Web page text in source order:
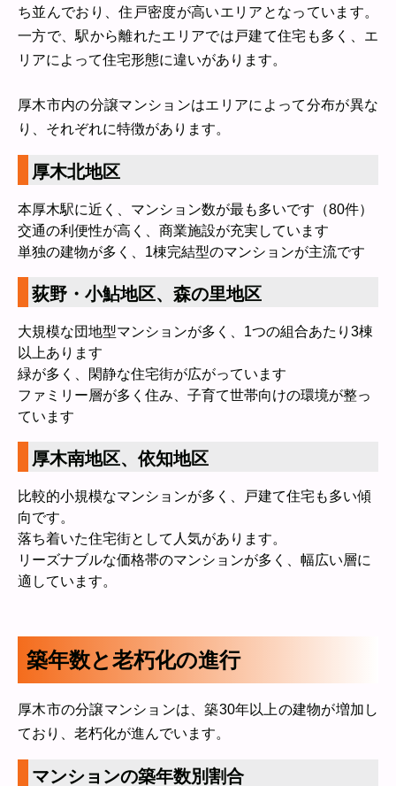
ち並んでおり、住戸密度が高いエリアとなっています。
一方で、駅から離れたエリアでは戸建て住宅も多く、エ
リアによって住宅形態に違いがあります。
厚木市内の分譲マンションはエリアによって分布が異な
り、それぞれに特徴があります。
厚木北地区
本厚木駅に近く、マンション数が最も多いです（80件）
交通の利便性が高く、商業施設が充実しています
単独の建物が多く、1棟完結型のマンションが主流です
荻野・小鮎地区、森の里地区
大規模な団地型マンションが多く、1つの組合あたり3棟
以上あります
緑が多く、閑静な住宅街が広がっています
ファミリー層が多く住み、子育て世帯向けの環境が整っ
ています
厚木南地区、依知地区
比較的小規模なマンションが多く、戸建て住宅も多い傾
向です。
落ち着いた住宅街として人気があります。
リーズナブルな価格帯のマンションが多く、幅広い層に
適しています。
築年数と老朽化の進行
厚木市の分譲マンションは、築30年以上の建物が増加し
ており、老朽化が進んでいます。
マンションの築年数別割合